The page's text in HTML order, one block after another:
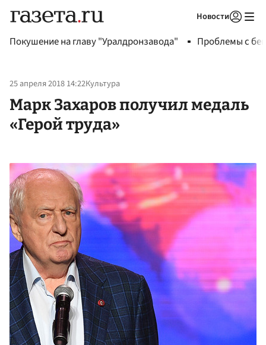
Новости
Покушение на главу "Уралдронзавода" Проблемы с
25 апреля 2018 14:22Культура
Марк Захаров получил медаль
«Герой труда»